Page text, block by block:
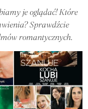
je oglądać! Które
Sprawdźcie
romantycznych.